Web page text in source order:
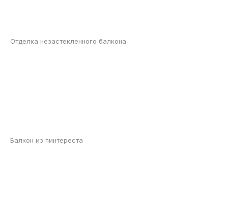
Отделка незастекленного балкона
Балкон из пинтереста